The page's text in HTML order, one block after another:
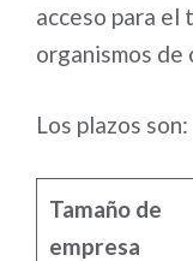
acceso para el
organismos de
Los plazos son:
Tamaño de
empresa